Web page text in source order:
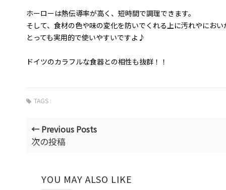
ホーローは熱伝導率が高く、短時間で調理できます。
そして、食材の色や味の変化を防いでくれる上に汚れやにお
とっても実用的で使いやすいですよ♪
ドイツのカラフルな食器との相性も抜群！！
TAGS :
← Previous Posts
次の投稿
YOU MAY ALSO LIKE